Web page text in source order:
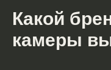
Какой
камеры